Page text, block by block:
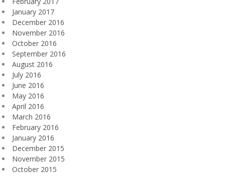
January 2017
December 2016
November 2016
October 2016
September 2016
August 2016
July 2016
June 2016
May 2016
April 2016
March 2016
February 2016
January 2016
December 2015
November 2015
October 2015